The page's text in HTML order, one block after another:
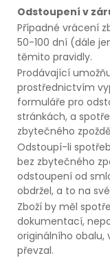
Odstoupení v
Případné vrácení
50-100 dní (dále
těmito pravidly.
Prodávající
prostřednictvím
formuláře pro
stránkách, a
zbytečného
Odstoupí-li
bez zbytečného
odstoupení od
obdržel, a to na
Zboží by měl
dokumentací,
originálního obalu,
převzal.